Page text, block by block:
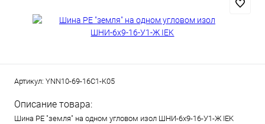
Артикул: YNN10-69-16C1-K05
Описание товара:
Шина PE "земля" на одном угловом изол ШНИ-6х9-16-У1-Ж IEK